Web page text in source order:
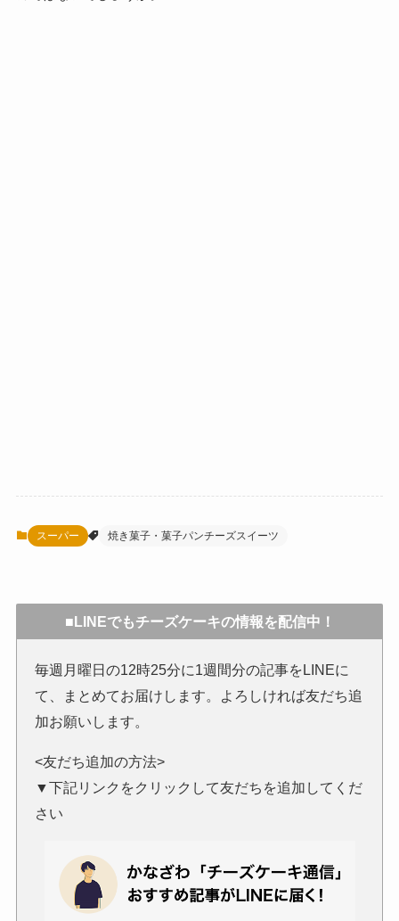
スーパー 焼き菓子・菓子パンチーズスイーツ
■LINEでもチーズケーキの情報を配信中！
毎週月曜日の12時25分に1週間分の記事をLINEに
て、まとめてお届けします。よろしければ友だち追
加お願いします。
<友だち追加の方法>
▼下記リンクをクリックして友だちを追加してくだ
さい